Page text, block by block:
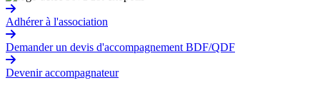
Adhérer à l'association
Demander un devis d'accompagnement BDF/QDF
Devenir accompagnateur